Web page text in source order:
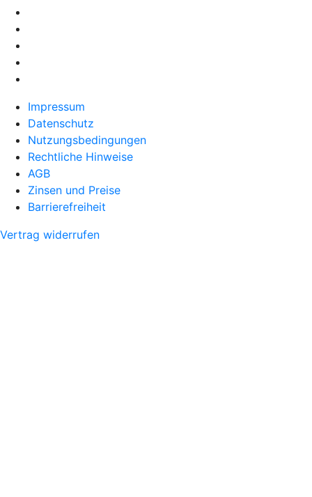
Impressum
Datenschutz
Nutzungsbedingungen
Rechtliche Hinweise
AGB
Zinsen und Preise
Barrierefreiheit
Vertrag widerrufen